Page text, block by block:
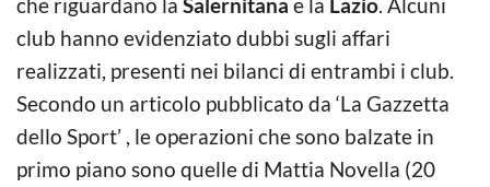
club hanno evidenziato dubbi sugli affari
realizzati, presenti nei bilanci di entrambi i club.
Secondo un articolo pubblicato da ‘La Gazzetta
dello Sport’ , le operazioni che sono balzate in
primo piano sono quelle di Mattia Novella (20